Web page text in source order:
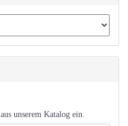
unserem Katalog ein.